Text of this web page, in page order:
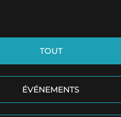
TOUT
ÉVÉNEMENTS